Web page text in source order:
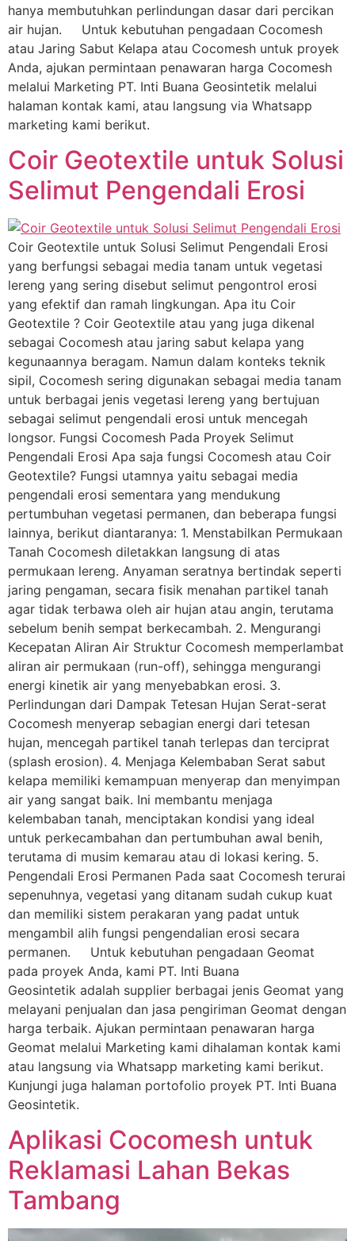
hanya membutuhkan perlindungan dasar dari percikan
air hujan. Untuk kebutuhan pengadaan Cocomesh
atau Jaring Sabut Kelapa atau Cocomesh untuk proyek
Anda, ajukan permintaan penawaran harga Cocomesh
melalui Marketing PT. Inti Buana Geosintetik melalui
halaman kontak kami, atau langsung via Whatsapp
marketing kami berikut.
Coir Geotextile untuk Solusi
Selimut Pengendali Erosi
Coir Geotextile untuk Solusi Selimut Pengendali Erosi
yang berfungsi sebagai media tanam untuk vegetasi
lereng yang sering disebut selimut pengontrol erosi
yang efektif dan ramah lingkungan. Apa itu Coir
Geotextile ? Coir Geotextile atau yang juga dikenal
sebagai Cocomesh atau jaring sabut kelapa yang
kegunaannya beragam. Namun dalam konteks teknik
sipil, Cocomesh sering digunakan sebagai media tanam
untuk berbagai jenis vegetasi lereng yang bertujuan
sebagai selimut pengendali erosi untuk mencegah
longsor. Fungsi Cocomesh Pada Proyek Selimut
Pengendali Erosi Apa saja fungsi Cocomesh atau Coir
Geotextile? Fungsi utamnya yaitu sebagai media
pengendali erosi sementara yang mendukung
pertumbuhan vegetasi permanen, dan beberapa fungsi
lainnya, berikut diantaranya: 1. Menstabilkan Permukaan
Tanah Cocomesh diletakkan langsung di atas
permukaan lereng. Anyaman seratnya bertindak seperti
jaring pengaman, secara fisik menahan partikel tanah
agar tidak terbawa oleh air hujan atau angin, terutama
sebelum benih sempat berkecambah. 2. Mengurangi
Kecepatan Aliran Air Struktur Cocomesh memperlambat
aliran air permukaan (run-off), sehingga mengurangi
energi kinetik air yang menyebabkan erosi. 3.
Perlindungan dari Dampak Tetesan Hujan Serat-serat
Cocomesh menyerap sebagian energi dari tetesan
hujan, mencegah partikel tanah terlepas dan terciprat
(splash erosion). 4. Menjaga Kelembaban Serat sabut
kelapa memiliki kemampuan menyerap dan menyimpan
air yang sangat baik. Ini membantu menjaga
kelembaban tanah, menciptakan kondisi yang ideal
untuk perkecambahan dan pertumbuhan awal benih,
terutama di musim kemarau atau di lokasi kering. 5.
Pengendali Erosi Permanen Pada saat Cocomesh terurai
sepenuhnya, vegetasi yang ditanam sudah cukup kuat
dan memiliki sistem perakaran yang padat untuk
mengambil alih fungsi pengendalian erosi secara
permanen. Untuk kebutuhan pengadaan Geomat
pada proyek Anda, kami PT. Inti Buana
Geosintetik adalah supplier berbagai jenis Geomat yang
melayani penjualan dan jasa pengiriman Geomat dengan
harga terbaik. Ajukan permintaan penawaran harga
Geomat melalui Marketing kami dihalaman kontak kami
atau langsung via Whatsapp marketing kami berikut.
Kunjungi juga halaman portofolio proyek PT. Inti Buana
Geosintetik.
Aplikasi Cocomesh untuk
Reklamasi Lahan Bekas
Tambang